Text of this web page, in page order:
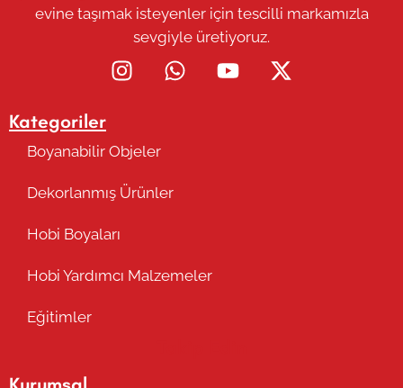
evine taşımak isteyenler için tescilli markamızla
sevgiyle üretiyoruz.
Kategoriler
Boyanabilir Objeler
Dekorlanmış Ürünler
Hobi Boyaları
Hobi Yardımcı Malzemeler
Eğitimler